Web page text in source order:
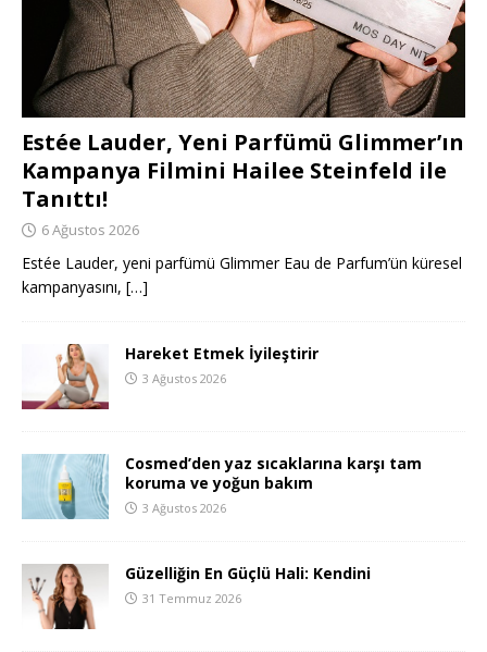
Estée Lauder, Yeni Parfümü Glimmer’ın
Kampanya Filmini Hailee Steinfeld ile
Tanıttı!
6 Ağustos 2026
Estée Lauder, yeni parfümü Glimmer Eau de Parfum’ün küresel
kampanyasını, […]
Hareket Etmek İyileştirir
3 Ağustos 2026
Cosmed’den yaz sıcaklarına karşı tam
koruma ve yoğun bakım
3 Ağustos 2026
Güzelliğin En Güçlü Hali: Kendini
31 Temmuz 2026